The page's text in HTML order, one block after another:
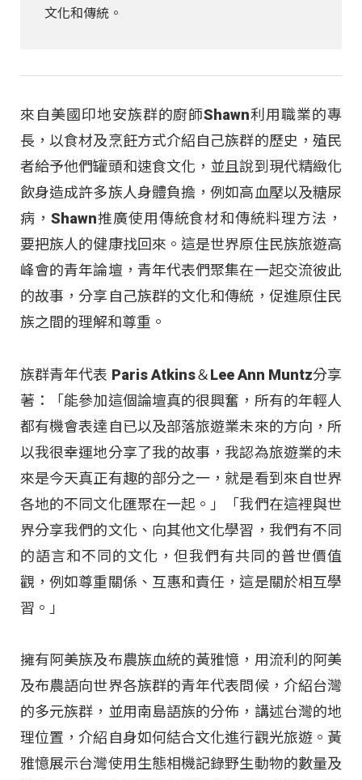
文化和傳統。
來自美國印地安族群的廚師Shawn利用職業的專
長，以食材及烹飪方式介紹自己族群的歷史，殖民
者給予他們罐頭和速食文化，並且說到現代精緻化
飲身造成許多族人身體負擔，例如高血壓以及糖尿
病，Shawn推廣使用傳統食材和傳統料理方法，
要把族人的健康找回來。這是世界原住民族旅遊高
峰會的青年論壇，青年代表們聚集在一起交流彼此
的故事，分享自己族群的文化和傳統，促進原住民
族之間的理解和尊重。
族群青年代表 Paris Atkins＆Lee Ann Muntz分享
著：「能參加這個論壇真的很興奮，所有的年輕人
都有機會表達自已以及部落旅遊業未來的方向，所
以我很幸運地分享了我的故事，我認為旅遊業的未
來是今天真正有趣的部分之一，就是看到來自世界
各地的不同文化匯聚在一起。」「我們在這裡與世
界分享我們的文化、向其他文化學習，我們有不同
的語言和不同的文化，但我們有共同的普世價值
觀，例如尊重關係、互惠和責任，這是關於相互學
習。」
擁有阿美族及布農族血統的黃雅憶，用流利的阿美
及布農語向世界各族群的青年代表問候，介紹台灣
的多元族群，並用南島語族的分佈，講述台灣的地
理位置，介紹自身如何結合文化進行觀光旅遊。黃
雅憶展示台灣使用生態相機記錄野生動物的數量及